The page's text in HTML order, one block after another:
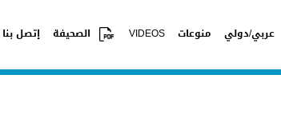
عربي/دولي منوعات VIDEOS الصحيفة إتصل بنا